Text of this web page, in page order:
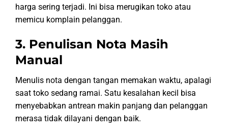
harga sering terjadi. Ini bisa merugikan toko atau
memicu komplain pelanggan.
3. Penulisan Nota Masih
Manual
Menulis nota dengan tangan memakan waktu, apalagi
saat toko sedang ramai. Satu kesalahan kecil bisa
menyebabkan antrean makin panjang dan pelanggan
merasa tidak dilayani dengan baik.